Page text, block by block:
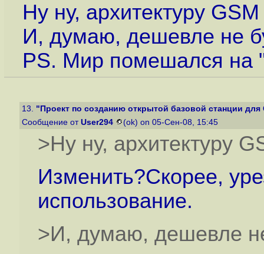
Ну ну, архитектуру
И, думаю, дешевле не
PS. Мир помешался на
13. "Проект по созданию открытой базовой станции для
Сообщение от User294 (ok) on 05-Сен-08, 15:45
>Ну ну, архитектуру
Изменить?Скорее,
использование.
>И, думаю, дешевле